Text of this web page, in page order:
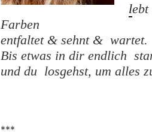
l
Farben
entfaltet & sehnt & wartet.
Bis etwas in dir endlich
und du losgehst, um alles
***